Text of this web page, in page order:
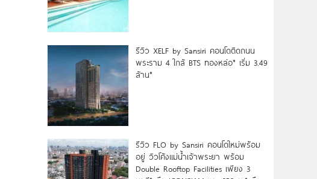
รีวิว XELF by Sansiri คอนโดติดถนน
พระราม 4 ใกล้ BTS ทองหล่อ* เริ่ม 3.49
ล้าน*
รีวิว FLO by Sansiri คอนโดใหม่พร้อม
อยู่ วิวโค้งแม่น้ำเจ้าพระยา พร้อม
Double Rooftop Facilities เพียง 3